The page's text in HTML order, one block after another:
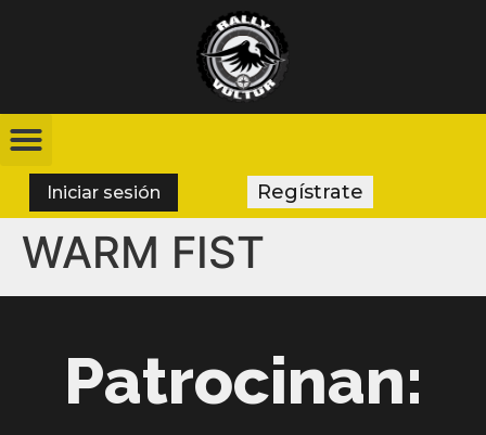
Iniciar sesión Regístrate
WARM FIST
Patrocinan: